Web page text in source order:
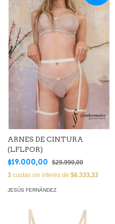
ARNES DE CINTURA
(LFLPOR)
$19.000,00
$29.990,00
3 cuotas sin interés de $6.333,33
JESÚS FERNÁNDEZ